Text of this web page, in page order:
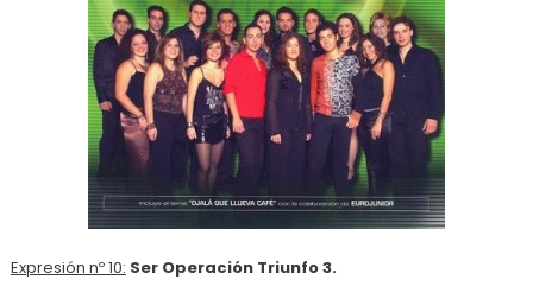
Expresión nº 10: Ser Operación Triunfo 3.